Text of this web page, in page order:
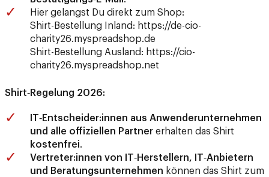
Hier gelangst Du direkt zum Shop:
Shirt-Bestellung Inland: https://de-cio-
charity26.myspreadshop.de
Shirt-Bestellung Ausland: https://cio-
charity26.myspreadshop.net
Shirt‑Regelung 2026:
IT‑Entscheider:innen aus Anwenderunternehmen
und alle offiziellen Partner erhalten das Shirt
kostenfrei.
Vertreter:innen von IT‑Herstellern, IT‑Anbietern
und Beratungsunternehmen können das Shirt zum